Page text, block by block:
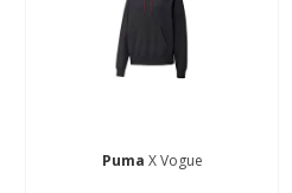
Puma X Vogue